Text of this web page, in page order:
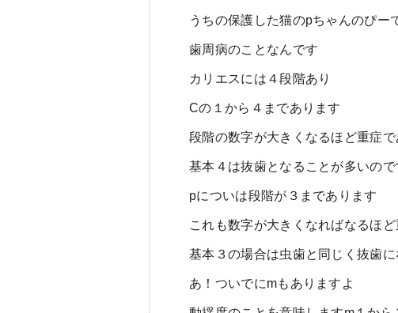
うちの保護した猫のpちゃんのぴー
歯周病のことなんです
カリエスには４段階あり
Cの１から４まであります
段階の数字が大きくなるほど重症
基本４は抜歯となることが多いので
pについは段階が３まであります
これも数字が大きくなればなるほ
基本３の場合は虫歯と同じく抜歯
あ！ついでにmもありますよ